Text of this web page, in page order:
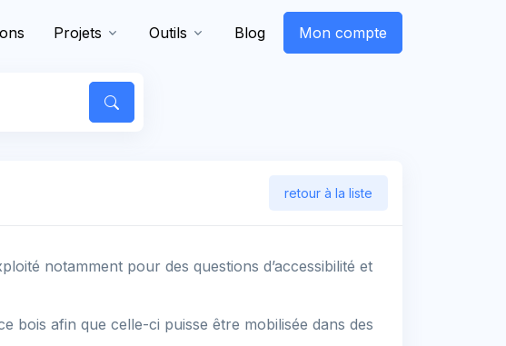
Projets Outils Blog Mon compte
retour à la liste
notamment pour des questions d’accessibilité et
bois afin que celle-ci puisse être mobilisée dans des